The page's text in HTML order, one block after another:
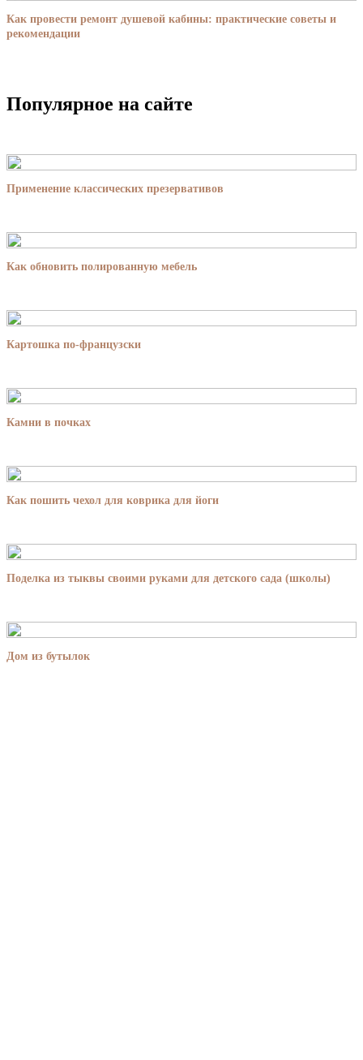
Как провести ремонт душевой кабины: практические советы и
рекомендации
Популярное на сайте
Применение классических презервативов
Как обновить полированную мебель
Картошка по-французски
Камни в почках
Как пошить чехол для коврика для йоги
Поделка из тыквы своими руками для детского сада (школы)
Дом из бутылок